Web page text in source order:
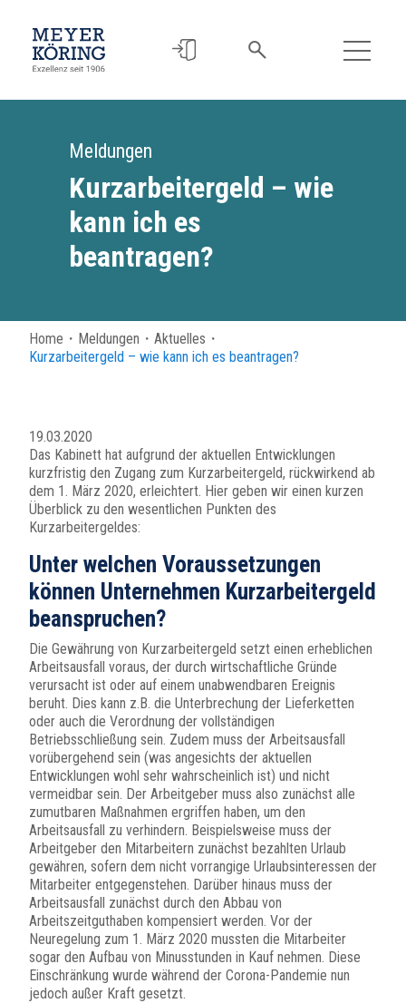
Meldungen
Kurzarbeitergeld – wie
kann ich es
beantragen?
Home ・ Meldungen ・ Aktuelles ・
Kurzarbeitergeld – wie kann ich es beantragen?
19.03.2020
Das Kabinett hat aufgrund der aktuellen Entwicklungen
kurzfristig den Zugang zum Kurzarbeitergeld, rückwirkend ab
dem 1. März 2020, erleichtert. Hier geben wir einen kurzen
Überblick zu den wesentlichen Punkten des
Kurzarbeitergeldes:
Unter welchen Voraussetzungen
können Unternehmen Kurzarbeitergeld
beanspruchen?
Die Gewährung von Kurzarbeitergeld setzt einen erheblichen
Arbeitsausfall voraus, der durch wirtschaftliche Gründe
verursacht ist oder auf einem unabwendbaren Ereignis
beruht. Dies kann z.B. die Unterbrechung der Lieferketten
oder auch die Verordnung der vollständigen
Betriebsschließung sein. Zudem muss der Arbeitsausfall
vorübergehend sein (was angesichts der aktuellen
Entwicklungen wohl sehr wahrscheinlich ist) und nicht
vermeidbar sein. Der Arbeitgeber muss also zunächst alle
zumutbaren Maßnahmen ergriffen haben, um den
Arbeitsausfall zu verhindern. Beispielsweise muss der
Arbeitgeber den Mitarbeitern zunächst bezahlten Urlaub
gewähren, sofern dem nicht vorrangige Urlaubsinteressen der
Mitarbeiter entgegenstehen. Darüber hinaus muss der
Arbeitsausfall zunächst durch den Abbau von
Arbeitszeitguthaben kompensiert werden. Vor der
Neuregelung zum 1. März 2020 mussten die Mitarbeiter
sogar den Aufbau von Minusstunden in Kauf nehmen. Diese
Einschränkung wurde während der Corona-Pandemie nun
jedoch außer Kraft gesetzt.